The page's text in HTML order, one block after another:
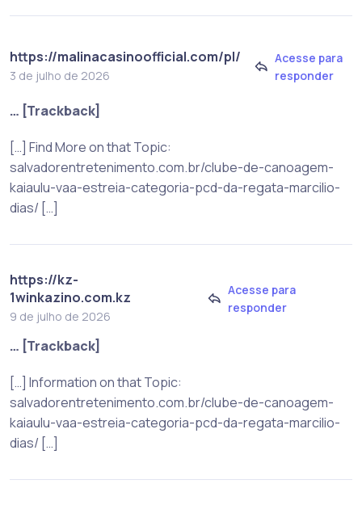
https://malinacasinoofficial.com/pl/
3 de julho de 2026
Acesse para
responder
… [Trackback]
[…] Find More on that Topic:
salvadorentretenimento.com.br/clube-de-canoagem-
kaiaulu-vaa-estreia-categoria-pcd-da-regata-marcilio-
dias/ […]
https://kz-
1winkazino.com.kz
9 de julho de 2026
Acesse para
responder
… [Trackback]
[…] Information on that Topic:
salvadorentretenimento.com.br/clube-de-canoagem-
kaiaulu-vaa-estreia-categoria-pcd-da-regata-marcilio-
dias/ […]